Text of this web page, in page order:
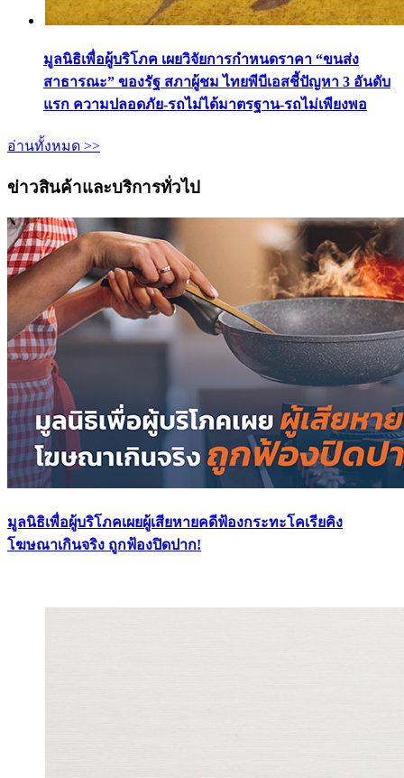
มูลนิธิเพื่อผู้บริโภค เผยวิจัยการกำหนดราคา “ขนส่ง
สาธารณะ” ของรัฐ สภาผู้ชม ไทยพีบีเอสชี้ปัญหา 3 อันดับ
แรก ความปลอดภัย-รถไม่ได้มาตรฐาน-รถไม่เพียงพอ
อ่านทั้งหมด >>
ข่าวสินค้าและบริการทั่วไป
มูลนิธิเพื่อผู้บริโภคเผยผู้เสียหายคดีฟ้องกระทะโคเรียคิง
โฆษณาเกินจริง ถูกฟ้องปิดปาก!